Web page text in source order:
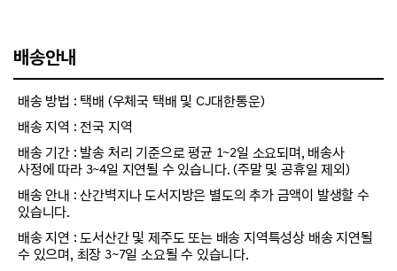
배송안내
배송 방법 : 택배 (우체국 택배 및 CJ대한통운)
배송 지역 : 전국 지역
배송 기간 : 발송 처리 기준으로 평균 1~2일 소요되며, 배송사
사정에 따라 3~4일 지연될 수 있습니다. (주말 및 공휴일 제외)
배송 안내 : 산간벽지나 도서지방은 별도의 추가 금액이 발생할 수
있습니다.
배송 지연 : 도서산간 및 제주도 또는 배송 지역특성상 배송 지연될
수 있으며, 최장 3~7일 소요될 수 있습니다.